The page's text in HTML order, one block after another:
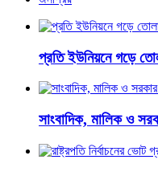
প্রতি ইউনিয়নে গড়ে
সাংবাদিক, মালিক ও